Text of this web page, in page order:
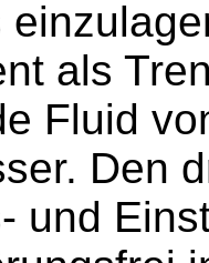
als
Fluid
Den
und